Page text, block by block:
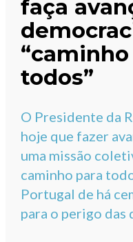
faça
“caminho
todos”
O Presidente da
hoje que fazer
uma missão
caminho para
Portugal de há
para o perigo das